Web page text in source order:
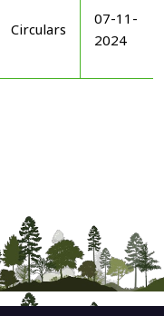
Circulars
07-11-
2024